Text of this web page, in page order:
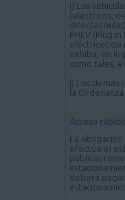
i) Los
(eléctricos,
directas
PHEV (Plug
eléctricos de
exhiba, en
como tales,
j) Los demás
la
Acceso
La
efectúe el
públicas
deberá